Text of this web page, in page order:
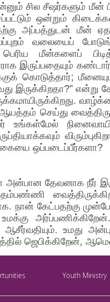
சில சீஷர்களும்
ஒன்றும்
அப்பத்துடன் மீன்
வலையைப்
மீன்களைப்
இருப்பதையும்
கொடுத்தார்;
இருக்கிறதா?" என்று
செய்து
உங்கள்மேல்
ஒப்படைப்பீர்களா?
அன்பான தேவனாக நீர்
நான் கேட்பதற்கு
உமது
ஜெபிக்கிறேன்,
Youth Ministry